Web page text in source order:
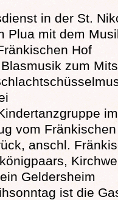
in der St.
Plua mit dem
Hof
zum
vom
anschl.
Geldersheim
ist die